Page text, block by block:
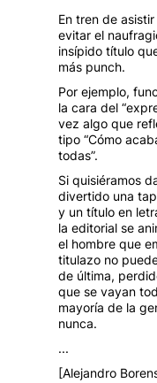
En tren de
evitar el
insípido título
más punch.
Por ejemplo,
la cara del
vez algo que
tipo “Cómo
todas”.
Si quisiéramos
divertido una
y un título en
la editorial se
el hombre que
titulazo no
de última,
que se vayan
mayoría de la
nunca.
...
[Alejandro